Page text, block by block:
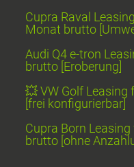
Cupra Raval
Monat brutto
Audi Q4 e-tron
brutto [Eroberung]
💥 VW Golf
[frei konfigurierbar]
Cupra Born
brutto [ohne